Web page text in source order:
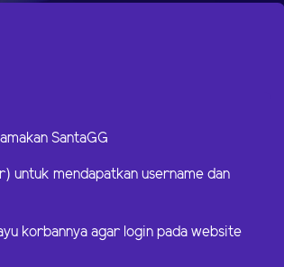
SantaGG
untuk mendapatkan username dan
korbannya agar login pada website